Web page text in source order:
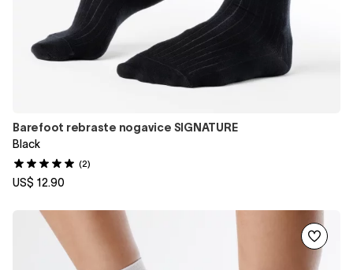
Barefoot rebraste nogavice SIGNATURE
Black
(2)
US$ 12.90